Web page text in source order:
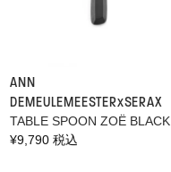
ANN
DEMEULEMEESTER×SERAX
TABLE SPOON ZOË BLACK
通
¥9,790 税込